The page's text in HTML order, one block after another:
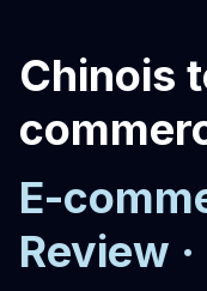
Chinois
E-
Review